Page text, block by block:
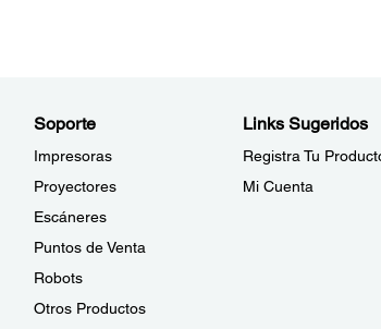
Soporte
Impresoras
Proyectores
Escáneres
Puntos de Venta
Robots
Otros Productos
Links Sugeridos
Registra Tu
Mi Cuenta